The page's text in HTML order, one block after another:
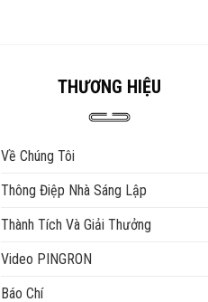
THƯƠNG HIỆU
Về Chúng Tôi
Thông Điệp Nhà Sáng Lập
Thành Tích Và Giải Thưởng
Video PINGRON
Báo Chí